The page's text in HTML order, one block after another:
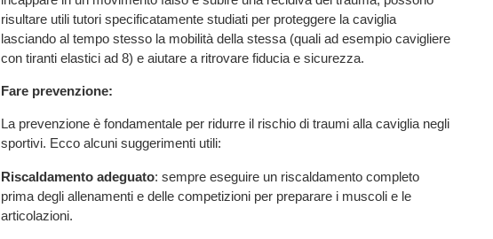
risultare utili tutori specificatamente studiati per proteggere la caviglia
lasciando al tempo stesso la mobilità della stessa (quali ad esempio cavigliere
con tiranti elastici ad 8) e aiutare a ritrovare fiducia e sicurezza.
Fare prevenzione:
La prevenzione è fondamentale per ridurre il rischio di traumi alla caviglia negli
sportivi. Ecco alcuni suggerimenti utili:
Riscaldamento adeguato: sempre eseguire un riscaldamento completo
prima degli allenamenti e delle competizioni per preparare i muscoli e le
articolazioni.